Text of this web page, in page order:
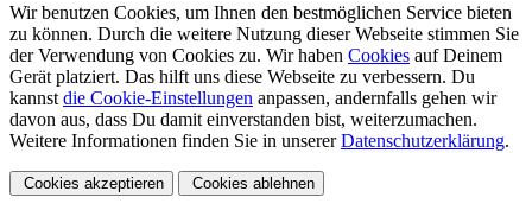
Wir benutzen Cookies, um Ihnen den bestmöglichen Service bieten
zu können. Durch die weitere Nutzung dieser Webseite stimmen Sie
der Verwendung von Cookies zu. Wir haben Cookies auf Deinem
Gerät platziert. Das hilft uns diese Webseite zu verbessern. Du
kannst die Cookie-Einstellungen anpassen, andernfalls gehen wir
davon aus, dass Du damit einverstanden bist, weiterzumachen.
Weitere Informationen finden Sie in unsererDatenschutzerklärung.
Cookies akzeptieren Cookies ablehnen